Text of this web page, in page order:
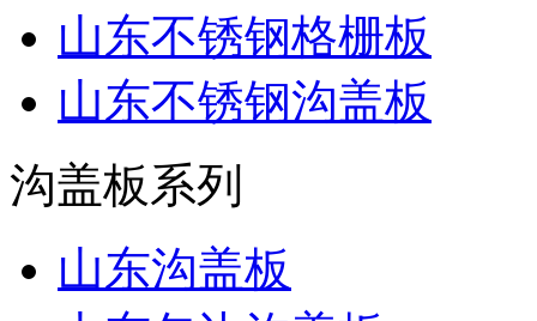
山东不锈钢格栅板
山东不锈钢沟盖板
沟盖板系列
山东沟盖板